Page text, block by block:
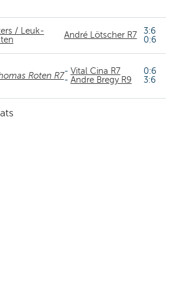
/ Leuk-
André Lötscher R7
3:6
0:6
Roten R7- Vital Cina R7
- Andre Bregy R9
0:6
3:6